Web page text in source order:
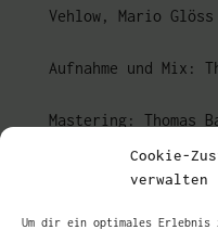
Cookie-
verwalten
Um dir ein optimales Erlebnis
Vehlow, Mario Glöss
Aufnahme und Mix:
Mastering: Thomas
Artwork und Layout: